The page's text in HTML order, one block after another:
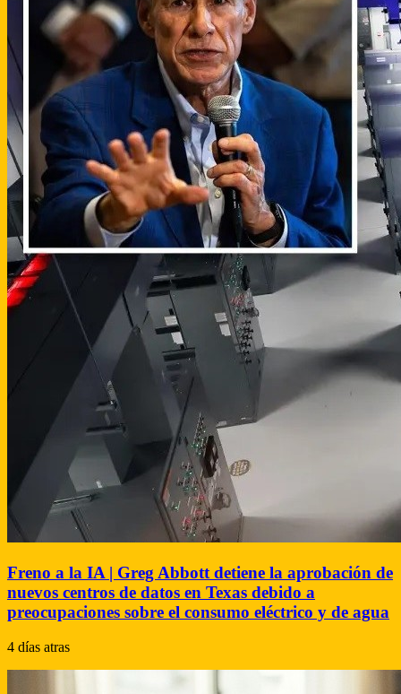
Freno a la IA | Greg Abbott detiene la aprobación de
nuevos centros de datos en Texas debido a
preocupaciones sobre el consumo eléctrico y de agua
4 días atras